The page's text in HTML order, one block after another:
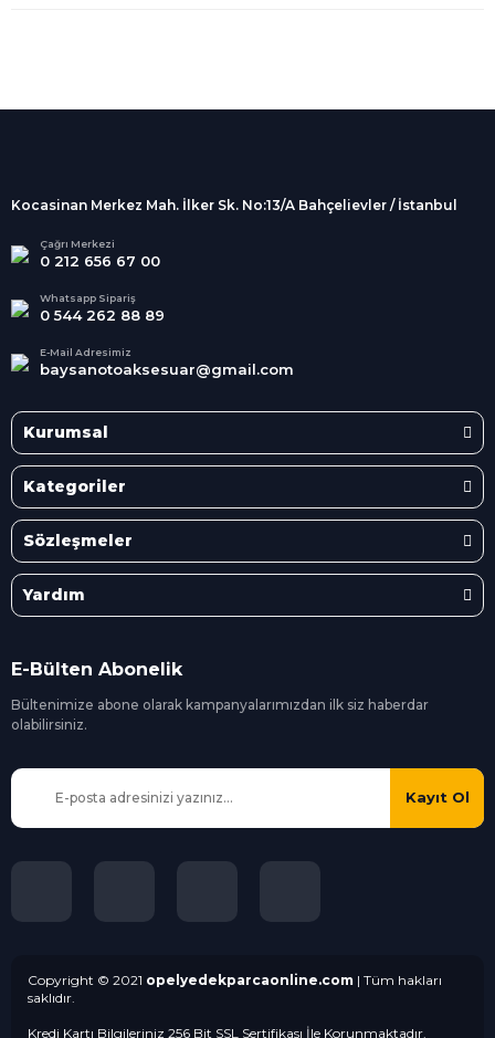
Alışveriş
kargolanmaktadır.
Tüm Kredi Kartlarına taksit
seçenekleri
Kocasinan Merkez Mah. İlker Sk. No:13/A Bahçelievler / İstanbul
Çağrı Merkezi
0 212 656 67 00
Whatsapp Sipariş
0 544 262 88 89
E-Mail Adresimiz
baysanotoaksesuar@gmail.com
Kurumsal
Kategoriler
Sözleşmeler
Yardım
E-Bülten Abonelik
Bültenimize abone olarak kampanyalarımızdan ilk siz haberdar
olabilirsiniz.
Kayıt Ol
Copyright © 2021 opelyedekparcaonline.com | Tüm hakları
saklıdır.
Kredi Kartı Bilgileriniz 256 Bit SSL Sertifikası İle Korunmaktadır.